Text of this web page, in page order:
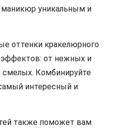
маникюр уникальным и
оттенки кракелюрного
эффектов: от нежных и
смелых. Комбинируйте
интересный и
также поможет вам